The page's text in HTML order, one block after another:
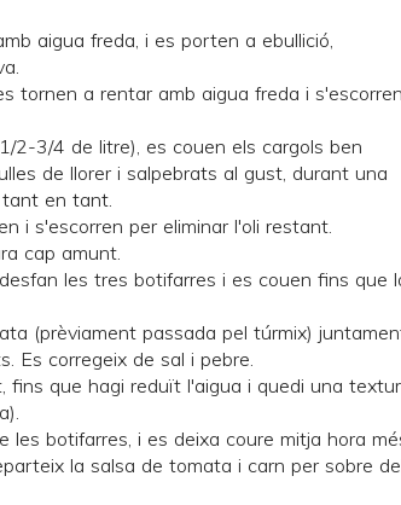
aigua freda, i es porten a ebullició,
tornen a rentar amb aigua freda i s'escorren
2-3/4 de litre), es couen els cargols ben
de llorer i salpebrats al gust, durant una
tant en tant.
i s'escorren per eliminar l'oli restant.
cap amunt.
les tres botifarres i es couen fins que
(prèviament passada pel túrmix)
Es corregeix de sal i pebre.
fins que hagi reduït l'aigua i quedi una
les botifarres, i es deixa coure mitja hora
la salsa de tomata i carn per sobre